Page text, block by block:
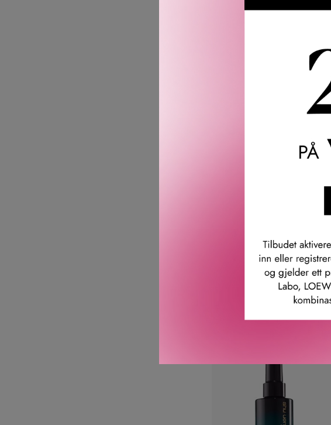
SHU UEMURA
SHIKI WORKER BLOW DRY
PRIMER 150 ML
539 KR